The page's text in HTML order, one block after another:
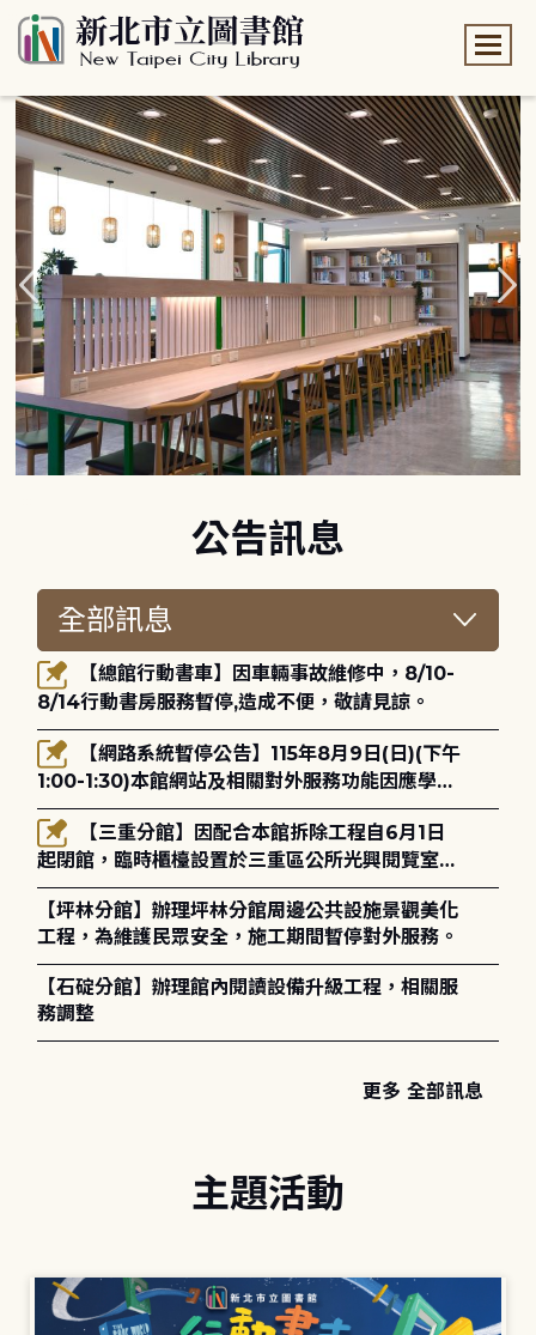
公告訊息
8/14行動書房服務暫停,造成不便，敬請見諒。
1:00-1:30)本館網站及相關對外服務功能因應學術
網路升級更新將暫停服務。
起閉館，臨時櫃檯設置於三重區公所光興閱覽室，
造成不便，敬請見諒。
【坪林分館】辦理坪林分館周邊公共設施景觀美化
工程，為維護民眾安全，施工期間暫停對外服務。
【石碇分館】辦理館內閱讀設備升級工程，相關服
務調整
更多 全部訊息
主題活動